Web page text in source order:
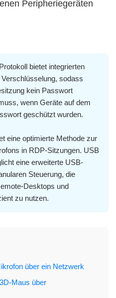
Peripheriegeräten
bietet integrierten
sodass
kein Passwort
wenn Geräte auf dem
geschützt wurden.
eine optimierte Methode zur
in RDP-Sitzungen. USB
eine erweiterte USB-
Steuerung, die
Desktops und
zu nutzen.
über ein Netzwerk
Maus über